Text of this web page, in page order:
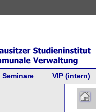
Seminare VIP (intern)